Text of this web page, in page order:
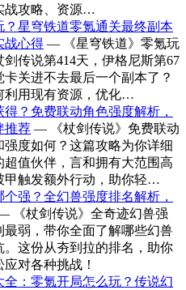
战攻略、资源…
？星穹铁道零氪通关最终副本
战心得 — 《星穹铁道》零氪玩
传说第414天，伊格尼斯第67
关进不去最后一个副本了？
利用现有资源，优化…
得？免费联动角色强度解析，
推荐 — 《杖剑传说》免费联动
度如何？这篇攻略为你详细
值伙伴，言和拥有大范围高
甲触发额外行动，助你轻…
个强？全幻兽强度排名解析，
《杖剑传说》全奇迹幻兽强
最弱，带你全面了解哪些幻兽
这份从夯到拉的排名，助你
对各种挑战！
全：零氪开局怎么玩？传说幻